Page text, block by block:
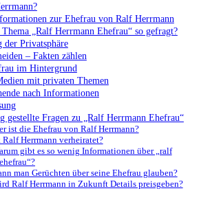
zur Ehefrau von Ralf Herrmann
„Ralf Herrmann Ehefrau“ so gefragt?
der Privatsphäre
– Fakten zählen
im Hintergrund
mit privaten Themen
nach Informationen
gestellte Fragen zu „Ralf Herrmann Ehefrau“
ist die Ehefrau von Ralf Herrmann?
Ralf Herrmann verheiratet?
gibt es so wenig Informationen über „ralf
man Gerüchten über seine Ehefrau glauben?
Ralf Herrmann in Zukunft Details preisgeben?